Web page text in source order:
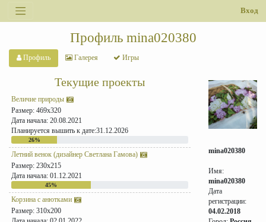
Вход
Профиль mina020380
Профиль Галерея Игры
Текущие проекты
Величие природы
Размер: 469x320
Дата начала: 20.08.2021
Планируется вышить к дате:31.12.2026
26%
Летний венок (дизайнер Светлана Гамова)
Размер: 230x215
Дата начала: 01.12.2021
45%
Корзина с анютками
Размер: 310x200
mina020380
Имя:
mina020380
Дата
регистрации:
04.02.2018